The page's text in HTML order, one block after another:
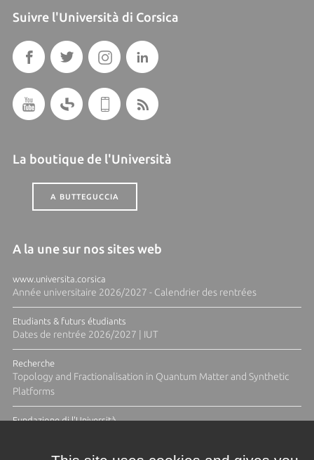
Suivre l'Università di Corsica
La boutique de l'Università
A BUTTEGUCCIA
A la une sur nos sites web
www.universita.corsica
Année universitaire 2026/2027 - Calendrier des rentrées
Etudiants & futurs étudiants
Dates de rentrée 2026/2027 | IUT
Recherche
Topology and Fractionalisation in Quantum Matter and Synthetic
Platforms
Fundazione di l'Università